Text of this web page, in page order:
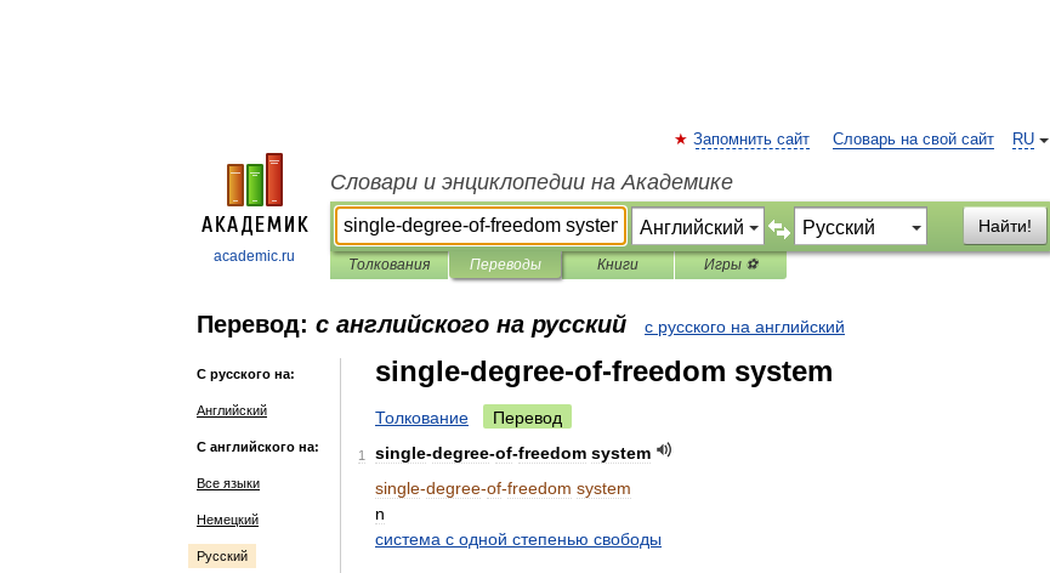
academic.ru
RU
Запомнить сайт Словарь на свой сайт
Словари и энциклопедии на Академике
Найти!
Толкования Переводы Книги Игры ⚽
Перевод: с английского на русский с русского на английский
С русского на:
Английский
С английского на:
Все языки
Немецкий
Русский
single-degree-of-freedom system
Толкование Перевод
1 single-degree-of-freedom system
single-degree-of-freedom system
n
система с одной степенью свободы